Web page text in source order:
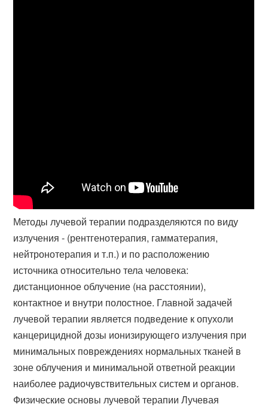
Методы лучевой терапии подразделяются по виду
излучения - (рентгенотерапия, гамматерапия,
нейтронотерапия и т.п.) и по расположению
источника относительно тела человека:
дистанционное облучение (на расстоянии),
контактное и внутри полостное. Главной задачей
лучевой терапии является подведение к опухоли
канцерицидной дозы ионизирующего излучения при
минимальных повреждениях нормальных тканей в
зоне облучения и минимальной ответной реакции
наиболее радиочувствительных систем и органов.
Физические основы лучевой терапии Лучевая